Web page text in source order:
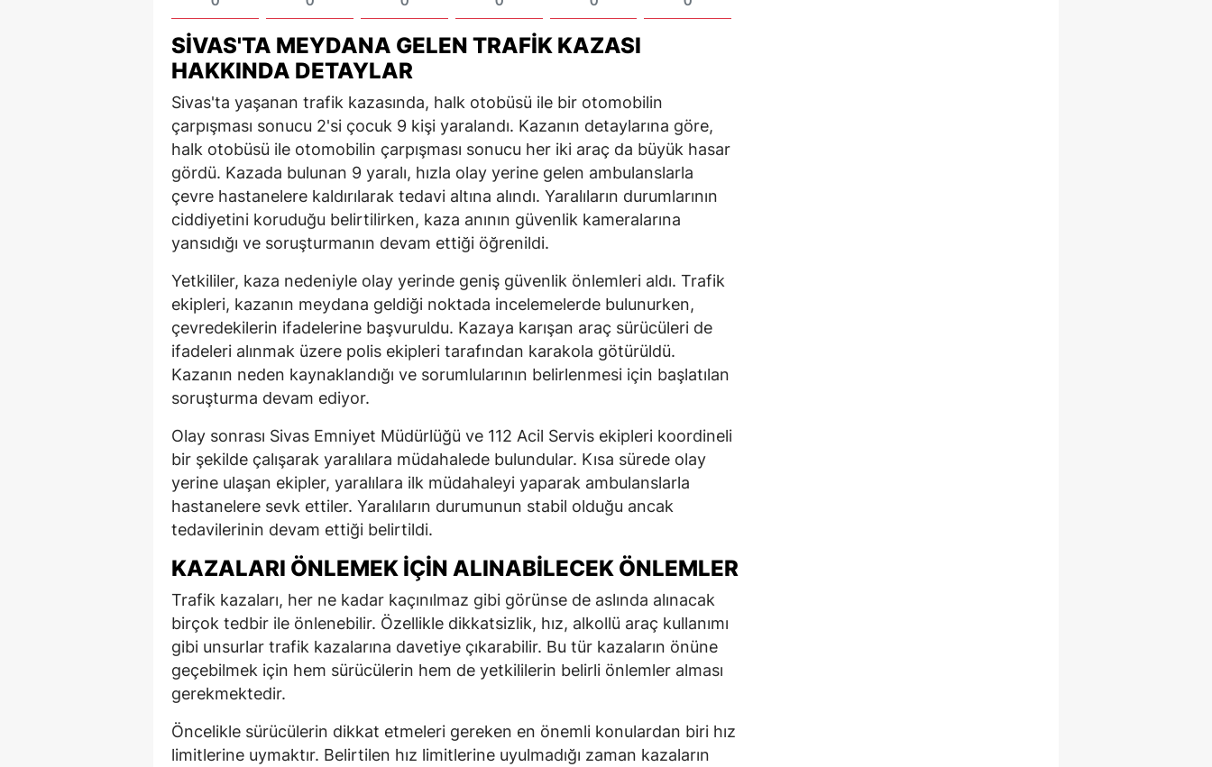
SIVAS'TA MEYDANA GELEN TRAFIK KAZASI
HAKKINDA DETAYLAR
Sivas'ta yaşanan trafik kazasında, halk otobüsü ile bir otomobilin
çarpışması sonucu 2'si çocuk 9 kişi yaralandı. Kazanın detaylarına göre,
halk otobüsü ile otomobilin çarpışması sonucu her iki araç da büyük hasar
gördü. Kazada bulunan 9 yaralı, hızla olay yerine gelen ambulanslarla
çevre hastanelere kaldırılarak tedavi altına alındı. Yaralıların durumlarının
ciddiyetini koruduğu belirtilirken, kaza anının güvenlik kameralarına
yansıdığı ve soruşturmanın devam ettiği öğrenildi.
Yetkililer, kaza nedeniyle olay yerinde geniş güvenlik önlemleri aldı. Trafik
ekipleri, kazanın meydana geldiği noktada incelemelerde bulunurken,
çevredekilerin ifadelerine başvuruldu. Kazaya karışan araç sürücüleri de
ifadeleri alınmak üzere polis ekipleri tarafından karakola götürüldü.
Kazanın neden kaynaklandığı ve sorumlularının belirlenmesi için başlatılan
soruşturma devam ediyor.
Olay sonrası Sivas Emniyet Müdürlüğü ve 112 Acil Servis ekipleri koordineli
bir şekilde çalışarak yaralılara müdahalede bulundular. Kısa sürede olay
yerine ulaşan ekipler, yaralılara ilk müdahaleyi yaparak ambulanslarla
hastanelere sevk ettiler. Yaralıların durumunun stabil olduğu ancak
tedavilerinin devam ettiği belirtildi.
KAZALARI ÖNLEMEK İÇIN ALINABILECEK ÖNLEMLER
Trafik kazaları, her ne kadar kaçınılmaz gibi görünse de aslında alınacak
birçok tedbir ile önlenebilir. Özellikle dikkatsizlik, hız, alkollü araç kullanımı
gibi unsurlar trafik kazalarına davetiye çıkarabilir. Bu tür kazaların önüne
geçebilmek için hem sürücülerin hem de yetkililerin belirli önlemler alması
gerekmektedir.
Öncelikle sürücülerin dikkat etmeleri gereken en önemli konulardan biri hız
limitlerine uymaktır. Belirtilen hız limitlerine uyulmadığı zaman kazaların